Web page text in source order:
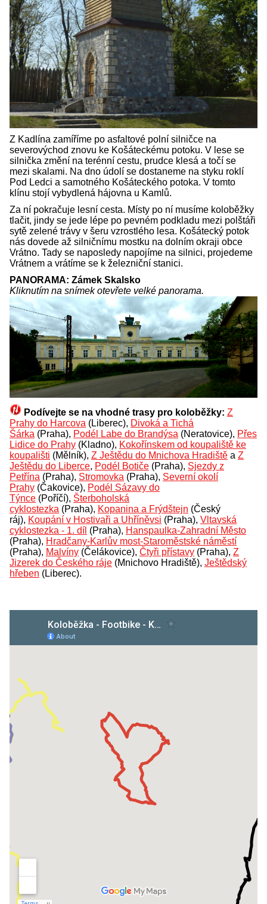
Z Kadlína zamíříme po asfaltové polní silničce na
severovýchod znovu ke Košáteckému potoku. V lese se
silnička změní na terénní cestu, prudce klesá a točí se
mezi skalami. Na dno údolí se dostaneme na styku roklí
Pod Ledci a samotného Košáteckého potoka. V tomto
klínu stojí vybydlená hájovna u Kamlů.
Za ní pokračuje lesní cesta. Místy po ní musíme koloběžky
tlačit, jindy se jede lépe po pevném podkladu mezi polštáři
sytě zelené trávy v šeru vzrostlého lesa. Košátecký potok
nás dovede až silničnímu mostku na dolním okraji obce
Vrátno. Tady se naposledy napojíme na silnici, projedeme
Vrátnem a vrátíme se k železniční stanici.
PANORAMA: Zámek Skalsko
Kliknutím na snímek otevřete velké panorama.
Podívejte se na vhodné trasy pro koloběžky: Z
Prahy do Harcova (Liberec), Divoká a Tichá
Šárka (Praha), Podél Labe do Brandýsa (Neratovice), Přes
Lidice do Prahy (Kladno), Kokořínskem od koupaliště ke
koupališti (Mělník), Z Ještědu do Mnichova Hradiště a Z
Ještědu do Liberce, Podél Botiče (Praha), Sjezdy z
Petřína (Praha), Stromovka (Praha), Severní okolí
Prahy (Čakovice), Podél Sázavy do
Týnce (Poříčí), Šterboholská
cyklostezka (Praha), Kopanina a Frýdštejn (Český
ráj), Koupání v Hostivaři a Uhříněvsi (Praha), Vltavská
cyklostezka - 1. díl (Praha), Hanspaulka-Zahradní Město
(Praha), Hradčany-Karlův most-Staroměstské náměstí
(Praha), Malvíny (Čelákovice), Čtyři přístavy (Praha), Z
Jizerek do Českého ráje (Mnichovo Hradiště), Ještědský
hřeben (Liberec).